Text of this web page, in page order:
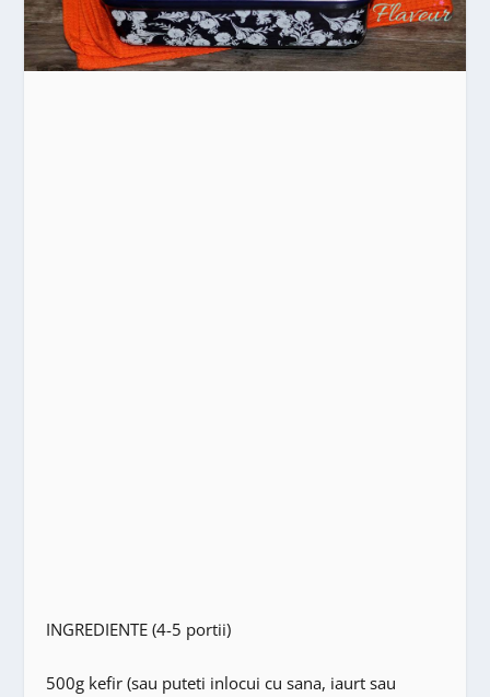
INGREDIENTE (4-5 portii)
500g kefir (sau puteti inlocui cu sana, iaurt sau